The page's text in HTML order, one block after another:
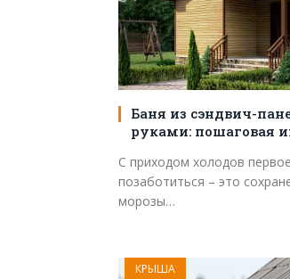
Баня из сэндвич-
руками: пошаговая
С приходом холодов
позаботиться – это
морозы…
КРЫША